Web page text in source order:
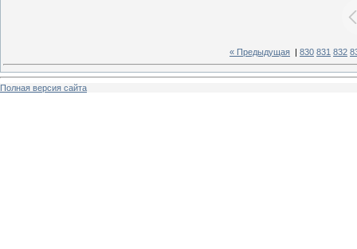
« Предыдущая 830 831 832
Полная версия сайта